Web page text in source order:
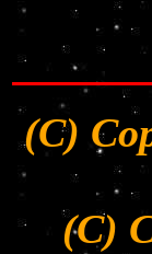
(C)
(C)